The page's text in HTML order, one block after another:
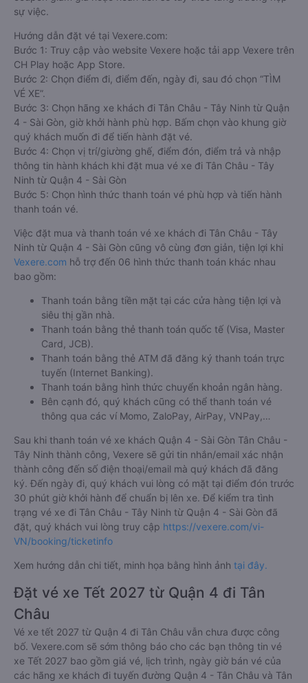
sự việc.
Hướng dẫn đặt vé tại Vexere.com:
Bước 1: Truy cập vào website Vexere hoặc tải app Vexere trên
CH Play hoặc App Store.
Bước 2: Chọn điểm đi, điểm đến, ngày đi, sau đó chọn “TÌM
VÉ XE”.
Bước 3: Chọn hãng xe khách đi Tân Châu - Tây Ninh từ Quận
4 - Sài Gòn, giờ khởi hành phù hợp. Bấm chọn vào khung giờ
quý khách muốn đi để tiến hành đặt vé.
Bước 4: Chọn vị trí/giường ghế, điểm đón, điểm trả và nhập
thông tin hành khách khi đặt mua vé xe đi Tân Châu - Tây
Ninh từ Quận 4 - Sài Gòn
Bước 5: Chọn hình thức thanh toán vé phù hợp và tiến hành
thanh toán vé.
Việc đặt mua và thanh toán vé xe khách đi Tân Châu - Tây
Ninh từ Quận 4 - Sài Gòn cũng vô cùng đơn giản, tiện lợi khi
Vexere.com hỗ trợ đến 06 hình thức thanh toán khác nhau
bao gồm:
Thanh toán bằng tiền mặt tại các cửa hàng tiện lợi và
siêu thị gần nhà.
Thanh toán bằng thẻ thanh toán quốc tế (Visa, Master
Card, JCB).
Thanh toán bằng thẻ ATM đã đăng ký thanh toán trực
tuyến (Internet Banking).
Thanh toán bằng hình thức chuyển khoản ngân hàng.
Bên cạnh đó, quý khách cũng có thể thanh toán vé
thông qua các ví Momo, ZaloPay, AirPay, VNPay,…
Sau khi thanh toán vé xe khách Quận 4 - Sài Gòn Tân Châu -
Tây Ninh thành công, Vexere sẽ gửi tin nhắn/email xác nhận
thành công đến số điện thoại/email mà quý khách đã đăng
ký. Đến ngày đi, quý khách vui lòng có mặt tại điểm đón trước
30 phút giờ khởi hành để chuẩn bị lên xe. Để kiểm tra tình
trạng vé xe đi Tân Châu - Tây Ninh từ Quận 4 - Sài Gòn đã
đặt, quý khách vui lòng truy cập https://vexere.com/vi-
VN/booking/ticketinfo
Xem hướng dẫn chi tiết, minh họa bằng hình ảnh tại đây.
Đặt vé xe Tết 2027 từ Quận 4 đi Tân
Châu
Vé xe tết 2027 từ Quận 4 đi Tân Châu vẫn chưa được công
bố. Vexere.com sẽ sớm thông báo cho các bạn thông tin vé
xe Tết 2027 bao gồm giá vé, lịch trình, ngày giờ bán vé của
các hãng xe khách đi tuyến đường Quận 4 - Tân Châu và Tân